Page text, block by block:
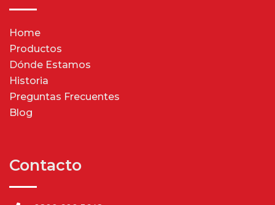
Home
Productos
Dónde Estamos
Historia
Preguntas Frecuentes
Blog
Contacto